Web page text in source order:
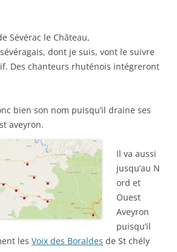
Sévérac le Château,
dont je suis, vont le suivre
Des chanteurs rhuténois intégreront
bien son nom puisqu’il draine ses
aveyron.
Il va aussi
jusqu’au N
ord et
Ouest
Aveyron
puisqu’il
les Voix des Boraldes de St chély